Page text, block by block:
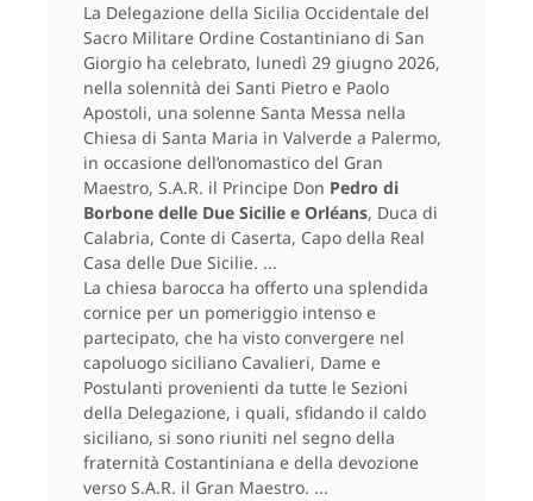
La Delegazione della Sicilia Occidentale del
Sacro Militare Ordine Costantiniano di San
Giorgio ha celebrato, lunedì 29 giugno 2026,
nella solennità dei Santi Pietro e Paolo
Apostoli, una solenne Santa Messa nella
Chiesa di Santa Maria in Valverde a Palermo,
in occasione dell’onomastico del Gran
Maestro, S.A.R. il Principe Don Pedro di
Borbone delle Due Sicilie e Orléans, Duca di
Calabria, Conte di Caserta, Capo della Real
Casa delle Due Sicilie.
La chiesa barocca ha offerto una splendida
cornice per un pomeriggio intenso e
partecipato, che ha visto convergere nel
capoluogo siciliano Cavalieri, Dame e
Postulanti provenienti da tutte le Sezioni
della Delegazione, i quali, sfidando il caldo
siciliano, si sono riuniti nel segno della
fraternità Costantiniana e della devozione
verso S.A.R. il Gran Maestro.